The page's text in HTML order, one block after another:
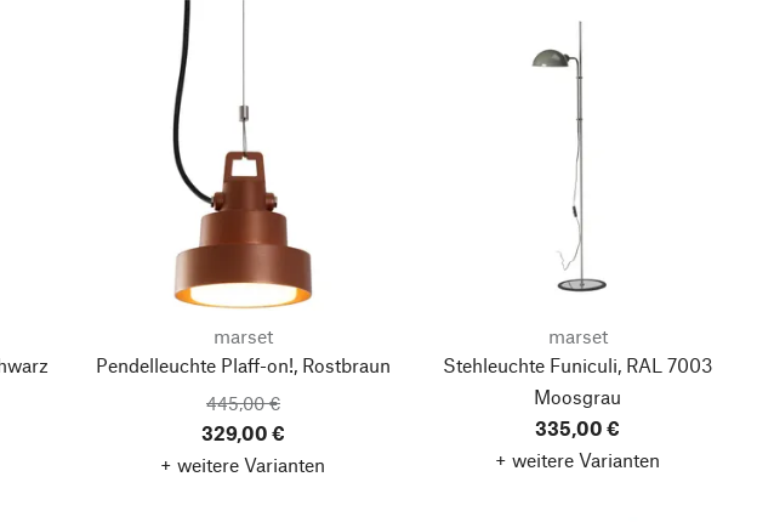
marset
Pendelleuchte Plaff-on!, Rostbraun
445,00 €
329,00 €
+ weitere Varianten
marset
Stehleuchte Funiculi, RAL 7003
Moosgrau
335,00 €
+ weitere Varianten